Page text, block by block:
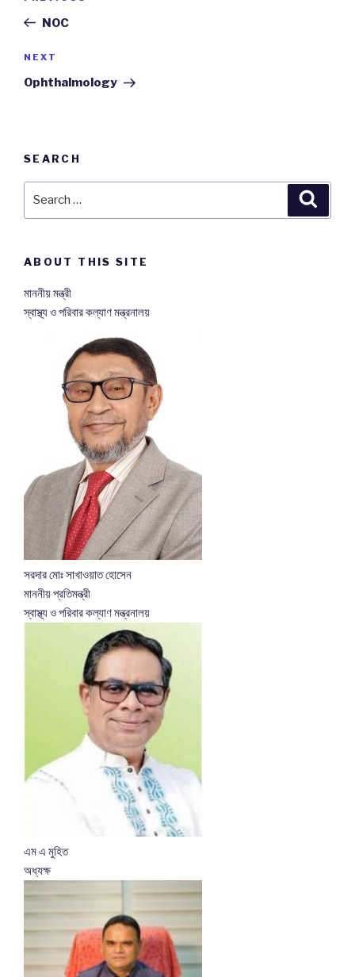
PostNOC
Next
Post
NEXT
Ophthalmology
SEARCH
ABOUT THIS SITE
মাননীয় মন্ত্রী
স্বাস্থ্য ও পরিবার কল্যাণ মন্ত্রনালয়
সরদার মোঃ সাখাওয়াত হোসেন
মাননীয় প্রতিমন্ত্রী
স্বাস্থ্য ও পরিবার কল্যাণ মন্ত্রনালয়
এম এ মুহিত
অধ্যক্ষ